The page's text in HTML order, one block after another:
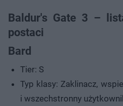
Baldur's Gate 3 –
postaci
Bard
Tier: S
Typ klasy: Zaklinacz,
i wszechstronny